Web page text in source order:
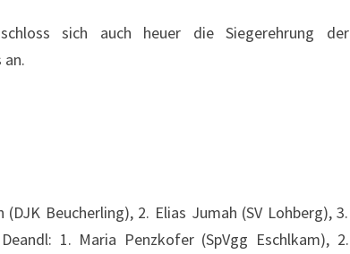
sich auch heuer die Siegerehrung der
Beucherling), 2. Elias Jumah (SV Lohberg), 3.
1. Maria Penzkofer (SpVgg Eschlkam), 2.